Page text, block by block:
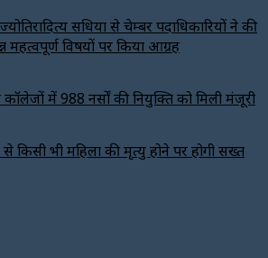
सिंधिया से चेम्बर पदाधिकारियों ने की
महत्वपूर्ण विषयों पर किया आग्रह
में 988 नर्सों की नियुक्ति को मिली मंजूरी
किसी भी महिला की मृत्यु होने पर होगी सख्त